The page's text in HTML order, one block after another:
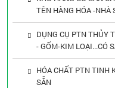
TÊN HÀNG HÓA -NHÀ
DỤNG CỤ PTN THỦY
- GỐM-KIM LOẠI...CÓ
HÓA CHẤT PTN TINH
SẴN